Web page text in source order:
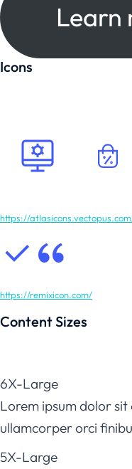
Learn
Icons
https://
https://remixicon.com/
Content Sizes
6X-Large
Lorem ipsum dolor
ullamcorper orci
5X-Large